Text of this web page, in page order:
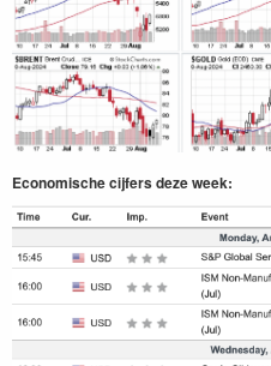
Economische cijfers deze week: